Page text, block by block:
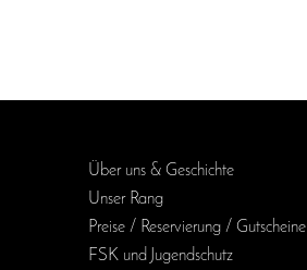
Über uns & Geschichte
Unser Rang
Preise / Reservierung / Gutscheine
FSK und Jugendschutz